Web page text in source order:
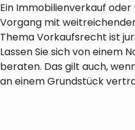
Ein Immobilienverkauf
Vorgang mit
Thema Vorkaufsrecht ist
Lassen Sie sich von einem
beraten. Das gilt auch,
an einem Grundstück